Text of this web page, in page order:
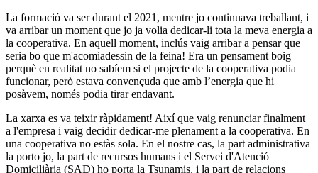
La formació va ser durant el 2021, mentre jo continuava treballant, i
va arribar un moment que jo ja volia dedicar-li tota la meva energia a
la cooperativa. En aquell moment, inclús vaig arribar a pensar que
seria bo que m'acomiadessin de la feina! Era un pensament boig
perquè en realitat no sabíem si el projecte de la cooperativa podia
funcionar, però estava convençuda que amb l’energia que hi
posàvem, només podia tirar endavant.
La xarxa es va teixir ràpidament! Així que vaig renunciar finalment
a l'empresa i vaig decidir dedicar-me plenament a la cooperativa. En
una cooperativa no estàs sola. En el nostre cas, la part administrativa
la porto jo, la part de recursos humans i el Servei d'Atenció
Domiciliària (SAD) ho porta la Tsunamis, i la part de relacions